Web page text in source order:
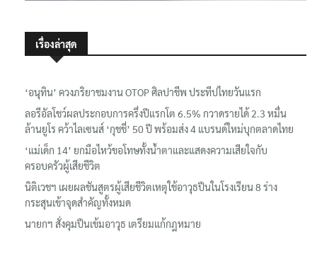
เรื่องล่าสุด
‘อนุทิน’ ควงภริยาชมงาน OTOP ศิลปาชีพ ประทีปไทยวันแรก
ลอรีอัลโชว์ผลประกอบการครึ่งปีแรกโต 6.5% กวาดรายได้ 2.3 หมื่น
ล้านยูโร คว้าไลเซนส์ ‘กุชชี่’ 50 ปี พร้อมส่ง 4 แบรนด์ใหม่บุกตลาดไทย
‘แม่เด็ก 14’ ยกมือไหว้ขอโทษทั้งน้ำตาและแสดงความเสียใจกับ
ครอบครัวผู้เสียชีวิต
นิติเวชฯ เผยผลชันสูตรผู้เสียชีวิตเหตุใช้อาวุธปืนในโรงเรียน 8 ร่าง
กระสุนเข้าจุดสำคัญทั้งหมด
นายกฯ สั่งคุมปืนเข้มอาวุธ เตรียมแก้กฎหมาย